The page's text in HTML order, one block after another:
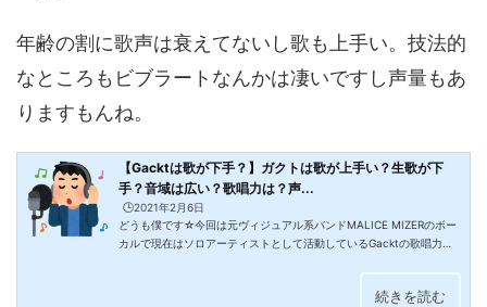
年齢の割に歌声は衰えてないし歌も上手い。技法的
なところもビブラートなんかは凄いですし声量もあ
りますもんね。
【Gacktは歌が下手？】ガクトは歌が上手い？生歌が下
手？音域は広い？歌唱力は？声...
🕒️2021年2月6日
どうも僕です☆今回は元ヴィジュアル系バンドMALICE MIZERのボー
カルで現在はソロアーティストとして活動しているGacktの歌唱力に
なのか上手いのか？今回はここに迫ります。結構これって人によって
続きを読む